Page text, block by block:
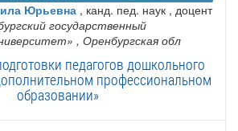
Юрьевна , канд. пед. наук , доцент
государственный
, Оренбургская обл
педагогов дошкольного
профессиональном
образовании»